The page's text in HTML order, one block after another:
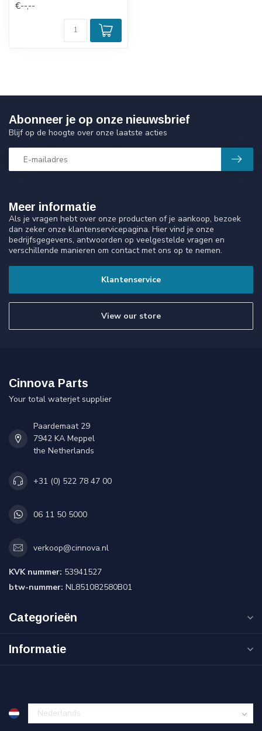
€--,--
Meer informatie
Als je vragen hebt over onze producten of je aankoop, bezoek
dan zeker onze klantenservicepagina. Hier vind je onze
bedrijfsgegevens, antwoorden op veelgestelde vragen en
verschillende manieren om contact met ons op te nemen.
Klantenservice
View our store
Abonneer je op onze nieuwsbrief
Blijf op de hoogte over onze laatste acties
Cinnova Parts
Your total waterjet supplier
Paardemaat 29
7942 KA Meppel
the Netherlands
+31 (0) 522 78 47 00
06 11 50 5000
verkoop@cinnova.nl
KVK nummer: 53941527
btw-nummer: NL851082580B01
Categorieën
Informatie